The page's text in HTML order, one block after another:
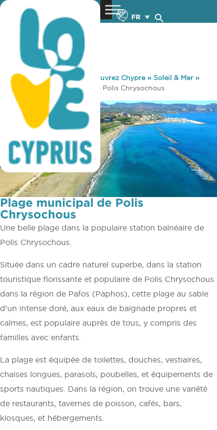
FR
You are here: Home »Découvrez Chypre» Soleil & Mer »
Plages
»Plage municipal de Polis Chrysochous
Plage municipal de Polis
Chrysochous
Une belle plage dans la populaire station balnéaire de
Polis Chrysochous.
Située dans un cadre naturel superbe, dans la station
touristique florissante et populaire de Polis Chrysochous
dans la région de Pafos (Paphos), cette plage au sable
d’un intense doré, aux eaux de baignade propres et
calmes, est populaire auprès de tous, y compris des
familles avec enfants.
La plage est équipée de toilettes, douches, vestiaires,
chaises longues, parasols, poubelles, et équipements de
sports nautiques. Dans la région, on trouve une variété
de restaurants, tavernes de poisson, cafés, bars,
kiosques, et hébergements.